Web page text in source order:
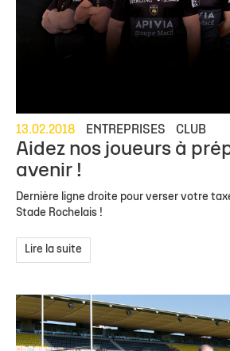
13.02.2018 ENTREPRISES CLUB
Aidez nos joueurs à
avenir !
Dernière ligne droite pour verser votre
Stade Rochelais !
Lire la suite